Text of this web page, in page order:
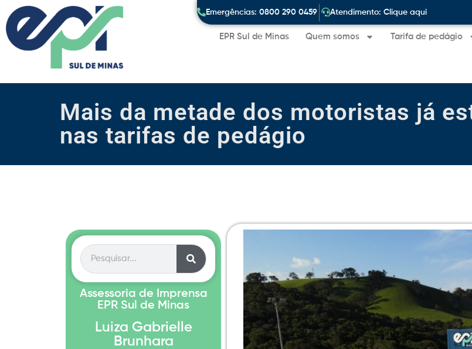
Emergências: 0800 290 0459 Atendimento: Clique aqui
EPR Sul de Minas Quem somos Tarifa de pedágio
Mais da metade dos motoristas já
nas tarifas de pedágio
Assessoria de Imprensa
EPR Sul de Minas
Luiza Gabrielle
Brunhara